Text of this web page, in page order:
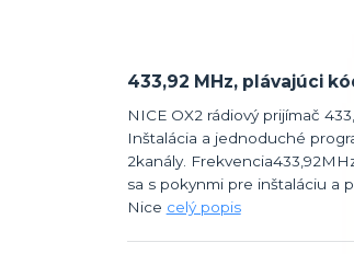
433,92 MHz, plávajúci
NICE OX2 rádiový prijímač
Inštalácia a jednoduché
2kanály.
sa s pokynmi pre inštaláciu a
Nice celý popis